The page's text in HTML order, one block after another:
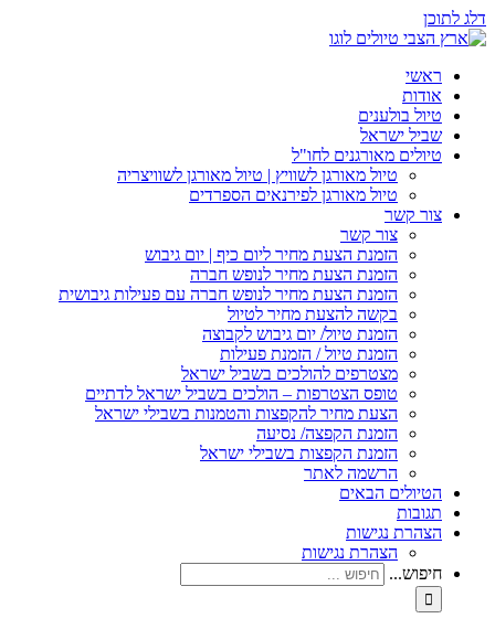
דלג לתוכן
ראשי
אודות
טיול בולענים
שביל ישראל
טיולים מאורגנים לחו"ל
טיול מאורגן לשוויץ | טיול מאורגן לשוויצריה
טיול מאורגן לפירנאים הספרדים
צור קשר
צור קשר
הזמנת הצעת מחיר ליום כיף | יום גיבוש
הזמנת הצעת מחיר לנופש חברה
הזמנת הצעת מחיר לנופש חברה עם פעילות גיבושית
בקשה להצעת מחיר לטיול
הזמנת טיול/ יום גיבוש לקבוצה
הזמנת טיול / הזמנת פעילות
מצטרפים להולכים בשביל ישראל
טופס הצטרפות – הולכים בשביל ישראל לדתיים
הצעת מחיר להקפצות והטמנות בשבילי ישראל
הזמנת הקפצה/ נסיעה
הזמנת הקפצות בשבילי ישראל
הרשמה לאתר
הטיולים הבאים
תגובות
הצהרת נגישות
הצהרת נגישות
חיפוש...